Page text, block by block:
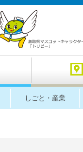
しごと・産業